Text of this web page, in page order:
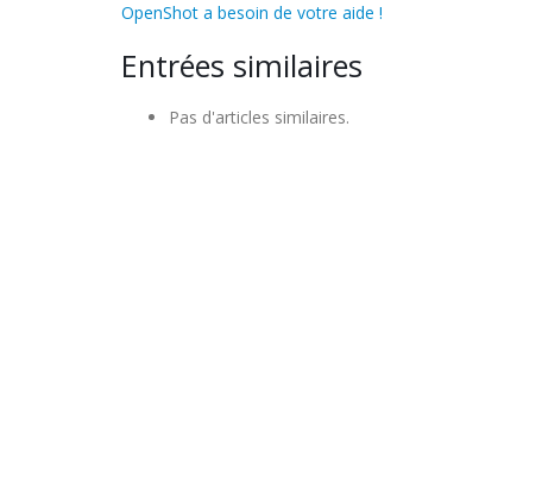
OpenShot a besoin de votre aide !
Entrées similaires
Pas d'articles similaires.